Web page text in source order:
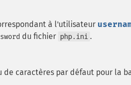
à l'utilisateur
du fichier php.ini .
de caractères par défaut pour la